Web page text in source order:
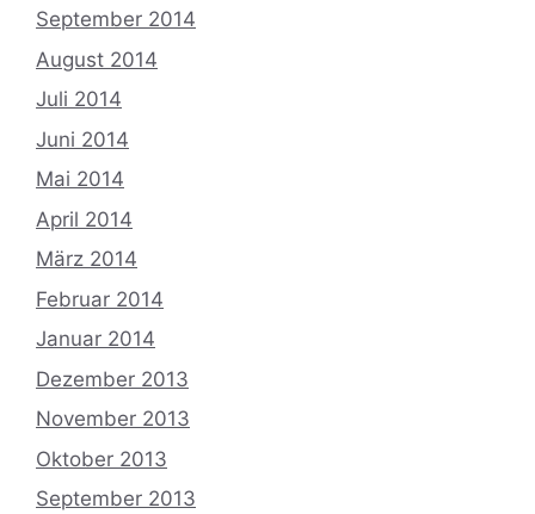
September 2014
August 2014
Juli 2014
Juni 2014
Mai 2014
April 2014
März 2014
Februar 2014
Januar 2014
Dezember 2013
November 2013
Oktober 2013
September 2013